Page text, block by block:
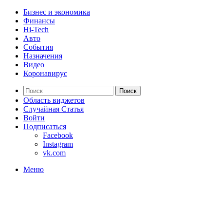
Бизнес и экономика
Финансы
Hi-Tech
Авто
События
Назначения
Видео
Коронавирус
Поиск
Область виджетов
Случайная Статья
Войти
Подписаться
Facebook
Instagram
vk.com
Меню